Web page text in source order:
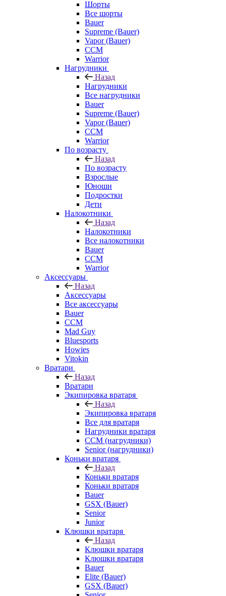
Шорты
Все шорты
Bauer
Supreme (Bauer)
Vapor (Bauer)
CCM
Warrior
Нагрудники
Назад
Нагрудники
Все нагрудники
Bauer
Supreme (Bauer)
Vapor (Bauer)
CCM
Warrior
По возрасту
Назад
По возрасту
Взрослые
Юноши
Подростки
Дети
Налокотники
Назад
Налокотники
Все налокотники
Bauer
CCM
Warrior
Аксессуары
Назад
Аксессуары
Все аксессуары
Bauer
CCM
Mad Guy
Bluesports
Howies
Vitokin
Вратари
Назад
Вратари
Экипировка вратаря
Назад
Экипировка вратаря
Все для вратаря
Нагрудники вратаря
CCM (нагрудники)
Senior (нагрудники)
Коньки вратаря
Назад
Коньки вратаря
Коньки вратаря
Bauer
GSX (Bauer)
Senior
Junior
Клюшки вратаря
Назад
Клюшки вратаря
Клюшки вратаря
Bauer
Elite (Bauer)
GSX (Bauer)